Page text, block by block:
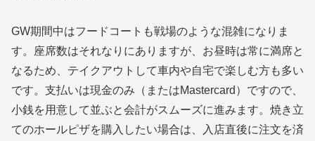
GW期間中はフードコートも戦場のような混雑になりま
す。座席数はそれなりにありますが、お昼時は常に満席と
なるため、テイクアウトして車内や自宅で楽しむ方も多い
です。支払いは現金のみ（またはMastercard）ですので、
小銭を用意して並ぶと会計がスムーズに進みます。焼き立
てのホールピザを購入したい場合は、入店直後に注文を済